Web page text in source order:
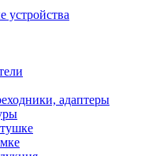
устройства
адаптеры